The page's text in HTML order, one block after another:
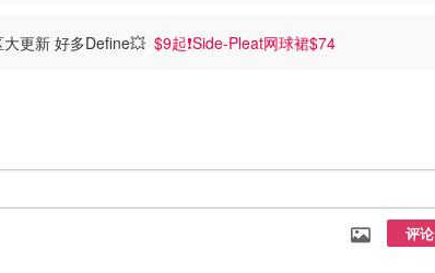
大更新 好多Define💥 $9起❗️Side-Pleat网球裙$74
评论